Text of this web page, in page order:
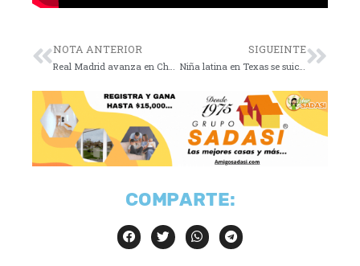
NOTA ANTERIOR SIGUEINTE
Niña latina en Texas se suicida tras sufrir bullying
COMPARTE: